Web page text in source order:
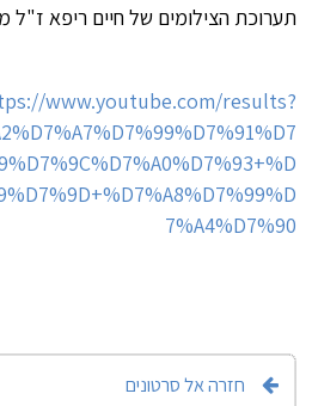
תערוכת הצילומים של חיים ריפא ז"ל מ-
www.youtube.com/results?
7%A4%D7%90
חזרה אל סרטונים